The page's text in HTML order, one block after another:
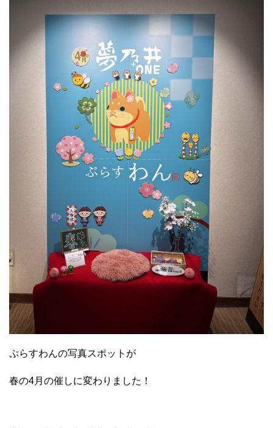
ぷらすわんの写真スポットが
春の4月の催しに変わりました！